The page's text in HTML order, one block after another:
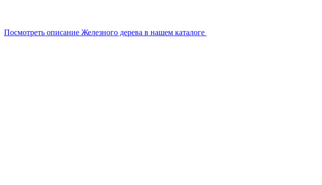
Посмотреть описание Железного дерева в нашем каталоге